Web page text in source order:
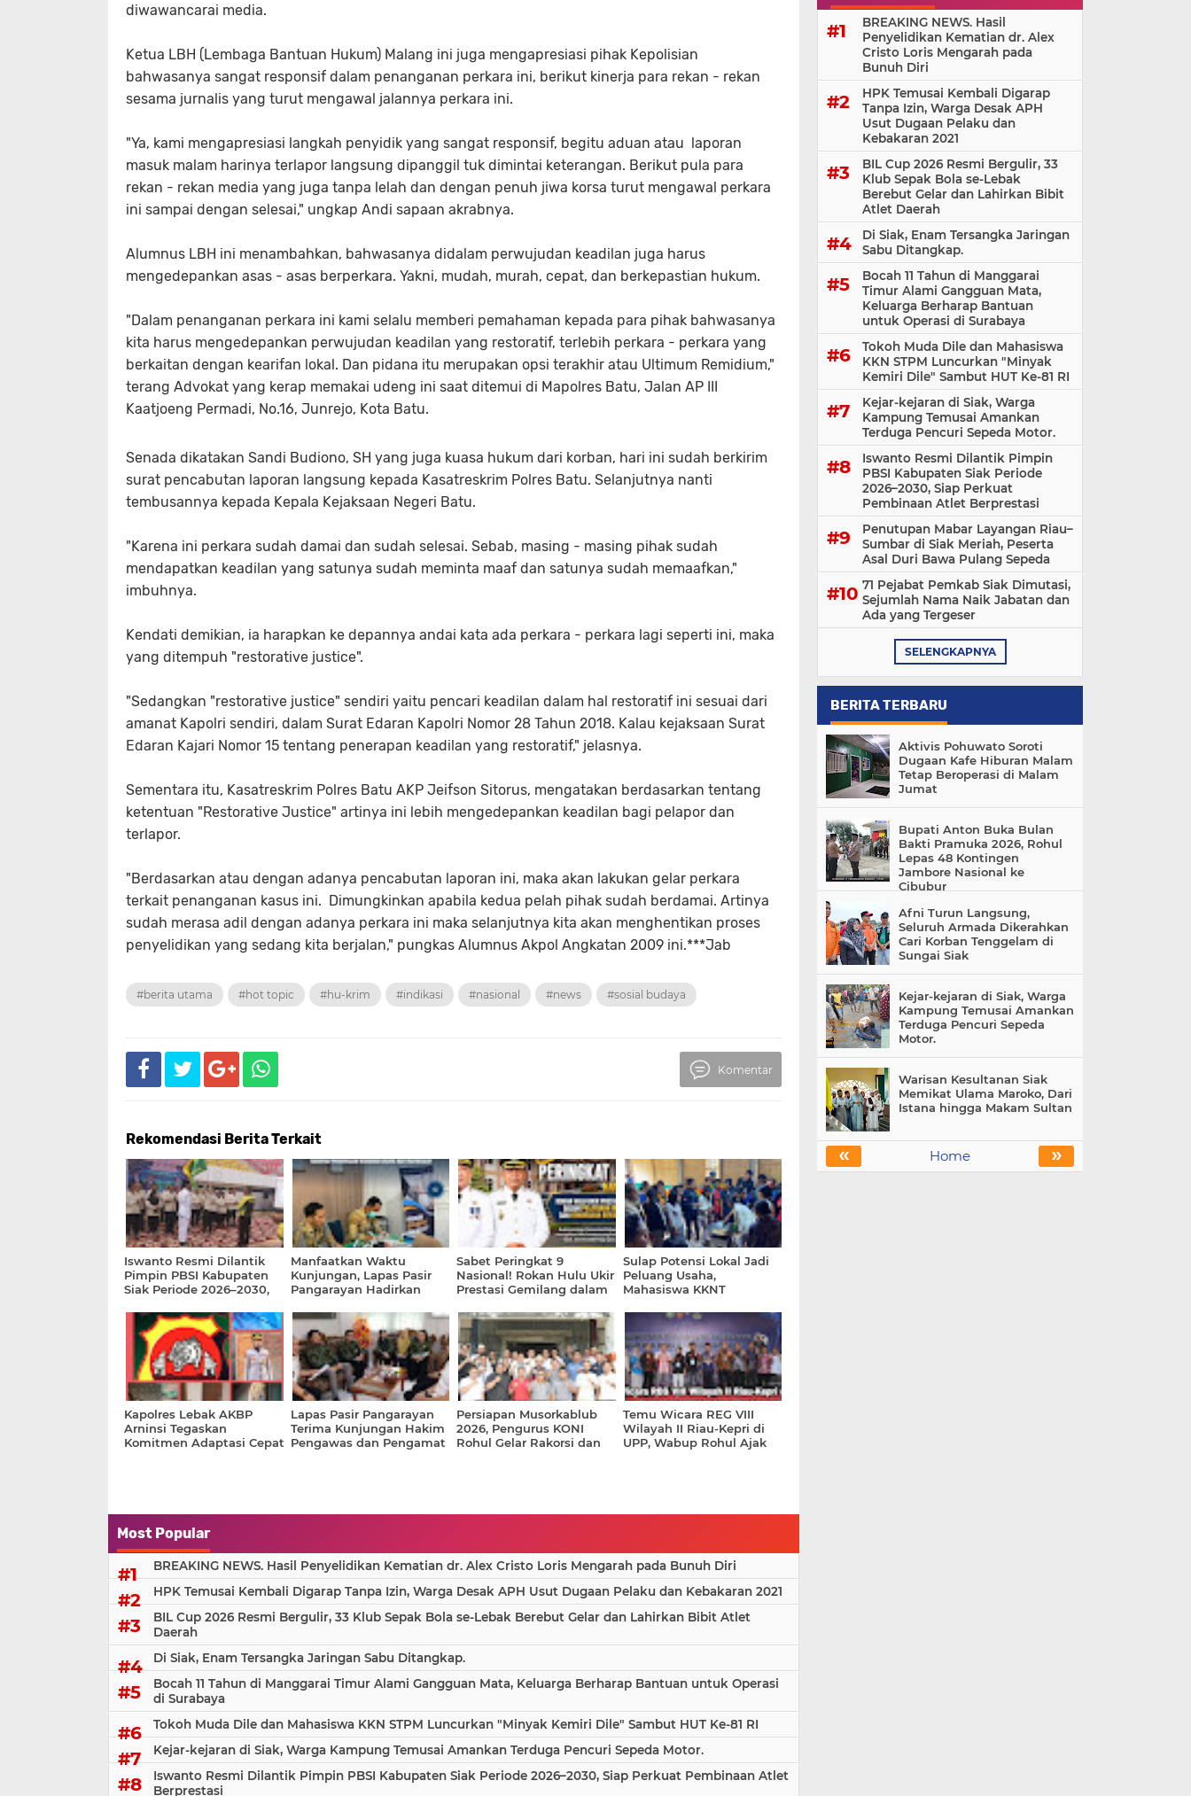
diwawancarai media.
Ketua LBH (Lembaga Bantuan Hukum) Malang ini juga mengapresiasi pihak Kepolisian
bahwasanya sangat responsif dalam penanganan perkara ini, berikut kinerja para rekan - rekan
sesama jurnalis yang turut mengawal jalannya perkara ini.
"Ya, kami mengapresiasi langkah penyidik yang sangat responsif, begitu aduan atau laporan
masuk malam harinya terlapor langsung dipanggil tuk dimintai keterangan. Berikut pula para
rekan - rekan media yang juga tanpa lelah dan dengan penuh jiwa korsa turut mengawal perkara
ini sampai dengan selesai," ungkap Andi sapaan akrabnya.
Alumnus LBH ini menambahkan, bahwasanya didalam perwujudan keadilan juga harus
mengedepankan asas - asas berperkara. Yakni, mudah, murah, cepat, dan berkepastian hukum.
"Dalam penanganan perkara ini kami selalu memberi pemahaman kepada para pihak bahwasanya
kita harus mengedepankan perwujudan keadilan yang restoratif, terlebih perkara - perkara yang
berkaitan dengan kearifan lokal. Dan pidana itu merupakan opsi terakhir atau Ultimum Remidium,"
terang Advokat yang kerap memakai udeng ini saat ditemui di Mapolres Batu, Jalan AP III
Kaatjoeng Permadi, No.16, Junrejo, Kota Batu.
Senada dikatakan Sandi Budiono, SH yang juga kuasa hukum dari korban, hari ini sudah berkirim
surat pencabutan laporan langsung kepada Kasatreskrim Polres Batu. Selanjutnya nanti
tembusannya kepada Kepala Kejaksaan Negeri Batu.
"Karena ini perkara sudah damai dan sudah selesai. Sebab, masing - masing pihak sudah
mendapatkan keadilan yang satunya sudah meminta maaf dan satunya sudah memaafkan,"
imbuhnya.
Kendati demikian, ia harapkan ke depannya andai kata ada perkara - perkara lagi seperti ini, maka
yang ditempuh "restorative justice".
"Sedangkan "restorative justice" sendiri yaitu pencari keadilan dalam hal restoratif ini sesuai dari
amanat Kapolri sendiri, dalam Surat Edaran Kapolri Nomor 28 Tahun 2018. Kalau kejaksaan Surat
Edaran Kajari Nomor 15 tentang penerapan keadilan yang restoratif," jelasnya.
Sementara itu, Kasatreskrim Polres Batu AKP Jeifson Sitorus, mengatakan berdasarkan tentang
ketentuan "Restorative Justice" artinya ini lebih mengedepankan keadilan bagi pelapor dan
terlapor.
"Berdasarkan atau dengan adanya pencabutan laporan ini, maka akan lakukan gelar perkara
terkait penanganan kasus ini. Dimungkinkan apabila kedua pelah pihak sudah berdamai. Artinya
sudah merasa adil dengan adanya perkara ini maka selanjutnya kita akan menghentikan proses
penyelidikan yang sedang kita berjalan," pungkas Alumnus Akpol Angkatan 2009 ini.***Jab
#berita utama #hot topic #hu-krim #indikasi #nasional #news #sosial budaya
Komentar
Rekomendasi Berita Terkait
Iswanto Resmi Dilantik
Pimpin PBSI Kabupaten
Siak Periode 2026–2030,
Atlet Berprestasi
Manfaatkan Waktu
Kunjungan, Lapas Pasir
Pangarayan Hadirkan
Gratis bagi Masyarakat
Sabet Peringkat 9
Nasional! Rokan Hulu Ukir
Prestasi Gemilang dalam
Kemudahan Berusaha
2026
Sulap Potensi Lokal Jadi
Peluang Usaha,
Mahasiswa KKNT
Nenowea Produksi Minyak
Urut Tradisional
Kapolres Lebak AKBP
Arninsi Tegaskan
Komitmen Adaptasi Cepat
Lapas Pasir Pangarayan
Terima Kunjungan Hakim
Pengawas dan Pengamat
Persiapan Musorkablub
2026, Pengurus KONI
Rohul Gelar Rakorsi dan
Temu Wicara REG VIII
Wilayah II Riau-Kepri di
UPP, Wabup Rohul Ajak
Most Popular
BREAKING NEWS. Hasil Penyelidikan Kematian dr. Alex Cristo Loris Mengarah pada Bunuh Diri
HPK Temusai Kembali Digarap Tanpa Izin, Warga Desak APH Usut Dugaan Pelaku dan Kebakaran 2021
BIL Cup 2026 Resmi Bergulir, 33 Klub Sepak Bola se-Lebak Berebut Gelar dan Lahirkan Bibit Atlet
Daerah
Di Siak, Enam Tersangka Jaringan Sabu Ditangkap.
Bocah 11 Tahun di Manggarai Timur Alami Gangguan Mata, Keluarga Berharap Bantuan untuk Operasi
di Surabaya
Tokoh Muda Dile dan Mahasiswa KKN STPM Luncurkan "Minyak Kemiri Dile" Sambut HUT Ke-81 RI
Kejar-kejaran di Siak, Warga Kampung Temusai Amankan Terduga Pencuri Sepeda Motor.
Iswanto Resmi Dilantik Pimpin PBSI Kabupaten Siak Periode 2026–2030, Siap Perkuat Pembinaan Atlet
Berprestasi
BREAKING NEWS. Hasil
Penyelidikan Kematian dr. Alex
Cristo Loris Mengarah pada
Bunuh Diri
HPK Temusai Kembali Digarap
Tanpa Izin, Warga Desak APH
Usut Dugaan Pelaku dan
Kebakaran 2021
BIL Cup 2026 Resmi Bergulir, 33
Klub Sepak Bola se-Lebak
Berebut Gelar dan Lahirkan Bibit
Atlet Daerah
Di Siak, Enam Tersangka Jaringan
Sabu Ditangkap.
Bocah 11 Tahun di Manggarai
Timur Alami Gangguan Mata,
Keluarga Berharap Bantuan
untuk Operasi di Surabaya
Tokoh Muda Dile dan Mahasiswa
KKN STPM Luncurkan "Minyak
Kemiri Dile" Sambut HUT Ke-81 RI
Kejar-kejaran di Siak, Warga
Kampung Temusai Amankan
Terduga Pencuri Sepeda Motor.
Iswanto Resmi Dilantik Pimpin
PBSI Kabupaten Siak Periode
2026–2030, Siap Perkuat
Pembinaan Atlet Berprestasi
Penutupan Mabar Layangan Riau–
Sumbar di Siak Meriah, Peserta
Asal Duri Bawa Pulang Sepeda
71 Pejabat Pemkab Siak Dimutasi,
Sejumlah Nama Naik Jabatan dan
Ada yang Tergeser
SELENGKAPNYA
BERITA TERBARU
Aktivis Pohuwato Soroti
Dugaan Kafe Hiburan Malam
Tetap Beroperasi di Malam
Jumat
Bupati Anton Buka Bulan
Bakti Pramuka 2026, Rohul
Lepas 48 Kontingen
Jambore Nasional ke
Cibubur
Afni Turun Langsung,
Seluruh Armada Dikerahkan
Cari Korban Tenggelam di
Sungai Siak
Kejar-kejaran di Siak, Warga
Kampung Temusai Amankan
Terduga Pencuri Sepeda
Motor.
Warisan Kesultanan Siak
Memikat Ulama Maroko, Dari
Istana hingga Makam Sultan
« »
Home